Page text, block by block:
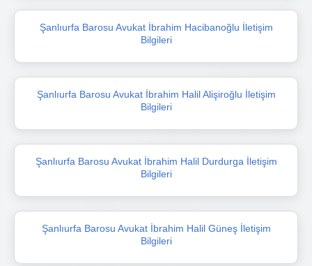
Şanlıurfa Barosu Avukat İbrahim Hacibanoğlu İletişim
Bilgileri
Şanlıurfa Barosu Avukat İbrahim Halil Alişiroğlu İletişim
Bilgileri
Şanlıurfa Barosu Avukat İbrahim Halil Durdurga İletişim
Bilgileri
Şanlıurfa Barosu Avukat İbrahim Halil Güneş İletişim
Bilgileri